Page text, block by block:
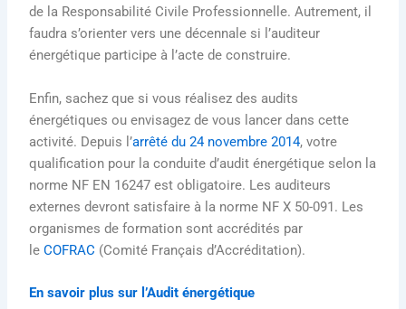
de la Responsabilité Civile Professionnelle. Autrement, il
faudra s’orienter vers une décennale si l’auditeur
énergétique participe à l’acte de construire.
Enfin, sachez que si vous réalisez des audits
énergétiques ou envisagez de vous lancer dans cette
activité. Depuis l’arrêté du 24 novembre 2014, votre
qualification pour la conduite d’audit énergétique selon la
norme NF EN 16247 est obligatoire. Les auditeurs
externes devront satisfaire à la norme NF X 50-091. Les
organismes de formation sont accrédités par
leCOFRAC (Comité Français d’Accréditation).
En savoir plus sur l’Audit énergétique